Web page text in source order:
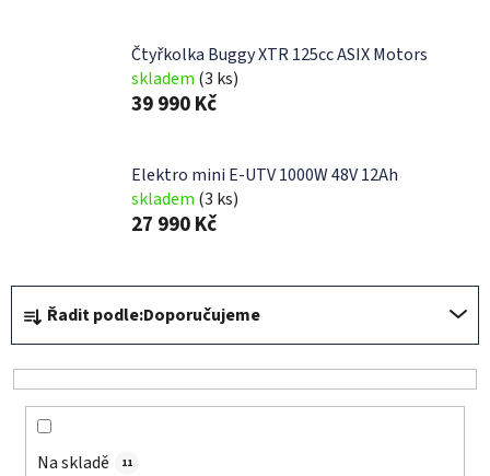
Čtyřkolka Buggy XTR 125cc ASIX Motors
skladem (3 ks)
39 990 Kč
Elektro mini E-UTV 1000W 48V 12Ah
skladem (3 ks)
27 990 Kč
Ř
a
z
e
Řadit podle:Doporučujeme
Na skladě 11